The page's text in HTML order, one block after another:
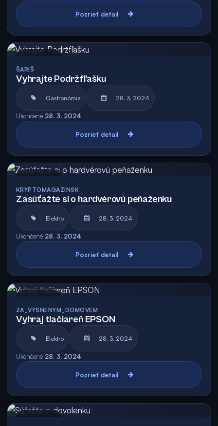
Pozrieť detail
ŠARIŠ
Vyhrajte Podržfľašku
Gastronómia 28. 3. 2024
Ukončené 28. 3. 2024
Pozrieť detail
KRYPTOMAGAZINSK
Zasúťažte si o hardvérovú peňaženku
Elektro 28. 3. 2024
Ukončené 28. 3. 2024
Pozrieť detail
ZA_VYSNENYM_DOMOVEM
Vyhraj tlačiareň EPSON
Elektro 28. 3. 2024
Ukončené 28. 3. 2024
Pozrieť detail